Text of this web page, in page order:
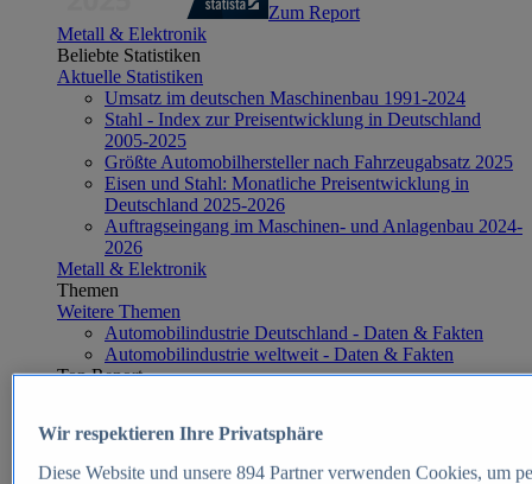
Zum Report
Metall & Elektronik
Beliebte Statistiken
Aktuelle Statistiken
Umsatz im deutschen Maschinenbau 1991-2024
Stahl - Index zur Preisentwicklung in Deutschland
2005-2025
Größte Automobilhersteller nach Fahrzeugabsatz 2025
Eisen und Stahl: Monatliche Preisentwicklung in
Deutschland 2025-2026
Auftragseingang im Maschinen- und Anlagenbau 2024-
2026
Metall & Elektronik
Themen
Weitere Themen
Automobilindustrie Deutschland - Daten & Fakten
Automobilindustrie weltweit - Daten & Fakten
Top Report
Wir respektieren Ihre Privatsphäre
Diese Website und unsere 894Partner verwenden Cookies, um